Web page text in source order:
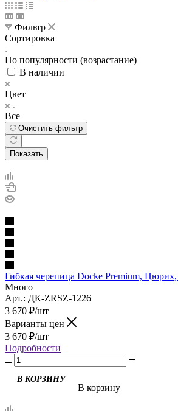
Фильтр
Сортировка
По популярности (возрастание)
В наличии
Цвет
Все
Очистить фильтр
Показать
Гибкая черепица Docke Premium,
Много
Арт.: ДК-ZRSZ-1226
3 670 ₽/шт
Варианты цен
3 670 ₽/шт
Подробности
В корзину